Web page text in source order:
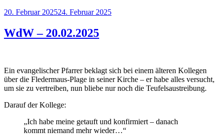
Veröffentlicht
20. Februar 202524. Februar 2025
WdW – 20.02.2025
Ein evangelischer Pfarrer beklagt sich bei einem älteren Kollegen
über die Fledermaus-Plage in seiner Kirche – er habe alles versucht,
um sie zu vertreiben, nun bliebe nur noch die Teufelsaustreibung.
Darauf der Kollege:
„Ich habe meine getauft und konfirmiert – danach
kommt niemand mehr wieder…“